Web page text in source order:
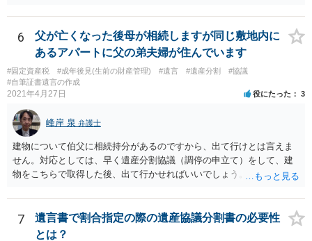
ません。 遺言執行者に就任し、遺言執行が完了したときの報酬だけ、
弁護士費用としてかかります。 ・亡くなった際に、法務局に預けた自
筆証書遺言の存在を親族がなかったものにされる可能性 ⇒自筆の遺言
書を法務局に保管した場合、死亡後、法務局に遺言書の有無を照会す
ることになりますので、「法務局に預けた自筆証書遺言の存在を親族
がなかったもの」にすることはできません。 存在をなかったものにす
がありえますが、その予防方法は、遺言者と面談してみないと判断が
難しいです。
6
父が亡くなった後母が相続しますが同じ敷地内に
あるアパートに父の弟夫婦が住んでいます
#固定資産税 #成年後見(生前の財産管理) #遺言 #遺産分割
#協議
#自筆証書遺言の作成
2021年4月27日 役にたった 3
峰岸 泉 弁護士
建物について伯父に相続持分があるのですから、出て行けとは言えま
せん。対応としては、早く遺産分割協議（調停の申立て）をして、建
物をこちらで取得した後、出て行かせればいいでしょう。 建物の固定
っていない部分については請求すればいいと思います。 なお、家賃に
ついては、お父様自身が遺産分割手続をしなかったのですから、あき
らめるしかないと思います。
7
遺言書で割合指定の際の遺産協議分割書の必要性
とは？